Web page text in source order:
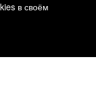
в своём